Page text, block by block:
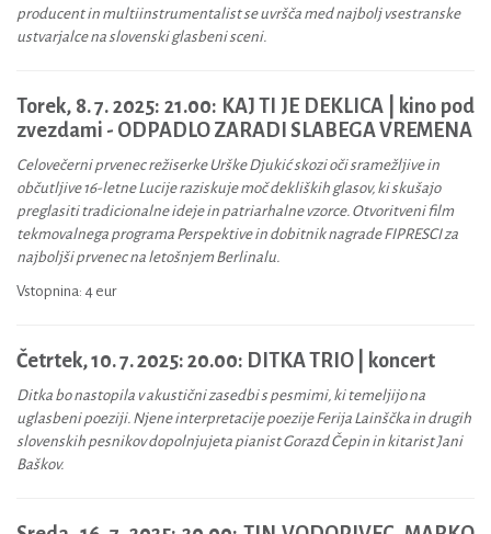
producent in multiinstrumentalist se uvršča med najbolj vsestranske
ustvarjalce na slovenski glasbeni sceni.
Torek, 8. 7. 2025: 21.00: KAJ TI JE DEKLICA | kino pod
zvezdami - ODPADLO ZARADI SLABEGA VREMENA
Celovečerni prvenec režiserke Urške Djukić skozi oči sramežljive in
občutljive 16-letne Lucije raziskuje moč dekliških glasov, ki skušajo
preglasiti tradicionalne ideje in patriarhalne vzorce. Otvoritveni film
tekmovalnega programa Perspektive in dobitnik nagrade FIPRESCI za
najboljši prvenec na letošnjem Berlinalu.
Vstopnina: 4 eur
Četrtek, 10. 7. 2025: 20.00: DITKA TRIO | koncert
Ditka bo nastopila v akustični zasedbi s pesmimi, ki temeljijo na
uglasbeni poeziji. Njene interpretacije poezije Ferija Lainščka in drugih
slovenskih pesnikov dopolnjujeta pianist Gorazd Čepin in kitarist Jani
Baškov.